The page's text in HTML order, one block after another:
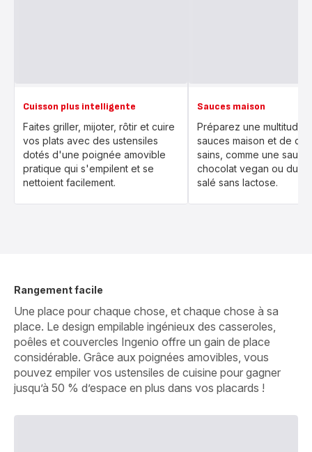
Cuisson plus intelligente
Faites griller, mijoter, rôtir et cuire
vos plats avec des ustensiles
dotés d'une poignée amovible
pratique qui s'empilent et se
nettoient facilement.
Sauces maison
Préparez une multitude
sauces maison et de
sains, comme une sauce
chocolat vegan ou du
salé sans lactose.
Rangement facile
Une place pour chaque chose, et chaque chose à sa
place. Le design empilable ingénieux des casseroles,
poêles et couvercles Ingenio offre un gain de place
considérable. Grâce aux poignées amovibles, vous
pouvez empiler vos ustensiles de cuisine pour gagner
jusqu’à 50 % d’espace en plus dans vos placards !